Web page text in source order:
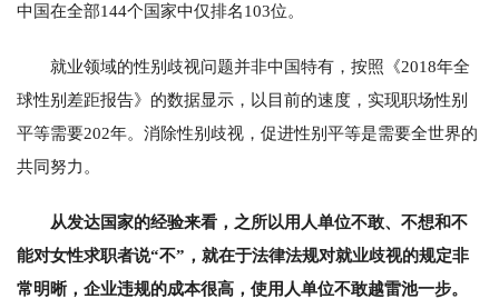
中国在全部144个国家中仅排名103位。
就业领域的性别歧视问题并非中国特有，按照《2018年全
球性别差距报告》的数据显示，以目前的速度，实现职场性别
平等需要202年。消除性别歧视，促进性别平等是需要全世界的
共同努力。
从发达国家的经验来看，之所以用人单位不敢、不想和不
能对女性求职者说“不”，就在于法律法规对就业歧视的规定非
常明晰，企业违规的成本很高，使用人单位不敢越雷池一步。